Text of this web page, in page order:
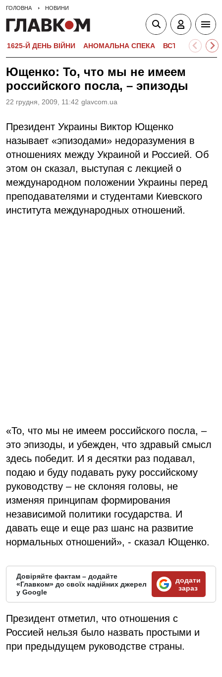
ГОЛОВНА НОВИНИ
1625-Й ДЕНЬ ВІЙНИ АНОМАЛЬНА СПЕКА ВСТУПНА
Ющенко: То, что мы не имеем
российского посла, – эпизоды
22 грудня, 2009, 11:42 glavcom.ua
Президент Украины Виктор Ющенко
называет «эпизодами» недоразумения в
отношениях между Украиной и Россией. Об
этом он сказал, выступая с лекцией о
международном положении Украины перед
преподавателями и студентами Киевского
института международных отношений.
«То, что мы не имеем российского посла, –
это эпизоды, и убежден, что здравый смысл
здесь победит. И я десятки раз подавал,
подаю и буду подавать руку российскому
руководству – не склоняя головы, не
изменяя принципам формирования
независимой политики государства. И
давать еще и еще раз шанс на развитие
нормальных отношений», - сказал Ющенко.
Довіряйте фактам – додайте
«Главком» до своїх надійних джерел
у Google
додати
зараз
Президент отметил, что отношения с
Россией нельзя было назвать простыми и
при предыдущем руководстве страны.